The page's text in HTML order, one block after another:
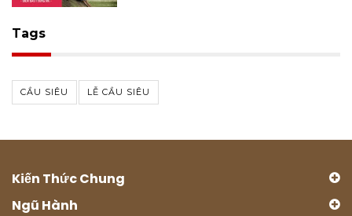
Tags
CẦU SIÊU LỄ CẦU SIÊU
Kiến Thức Chung
Ngũ Hành